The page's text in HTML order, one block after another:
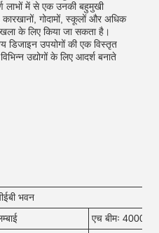
लाभों में से एक उनकी बहुमुखी
कारखानों, गोदामों, स्कूलों और अधिक
के लिए किया जा सकता है।
डिजाइन उपयोगों की एक विस्तृत
उद्योगों के लिए आदर्श बनाते
भवन
एच बीमः 4000-